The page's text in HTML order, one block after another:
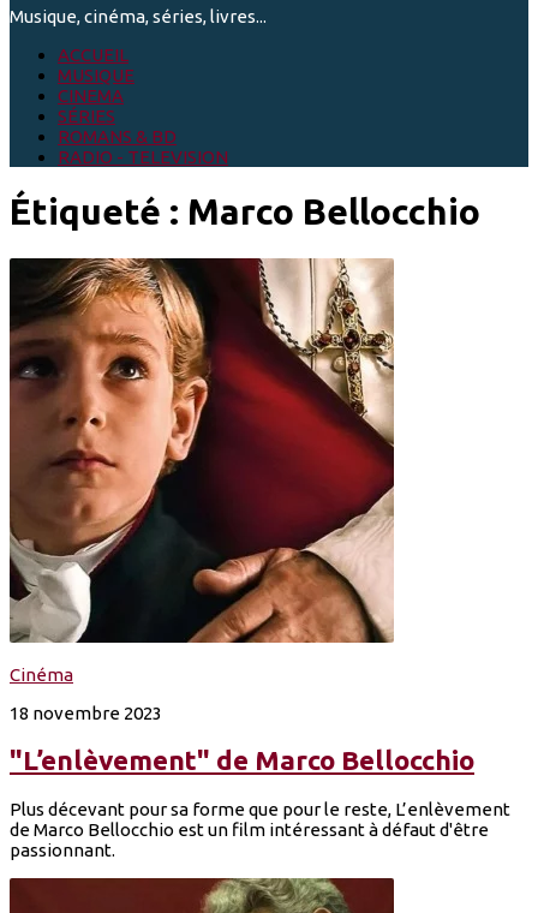
Musique, cinéma, séries, livres...
ACCUEIL
MUSIQUE
CINEMA
SÉRIES
ROMANS & BD
RADIO - TELEVISION
Étiqueté : Marco Bellocchio
Cinéma
18 novembre 2023
"L’enlèvement" de Marco Bellocchio
Plus décevant pour sa forme que pour le reste, L’enlèvement
de Marco Bellocchio est un film intéressant à défaut d'être
passionnant.